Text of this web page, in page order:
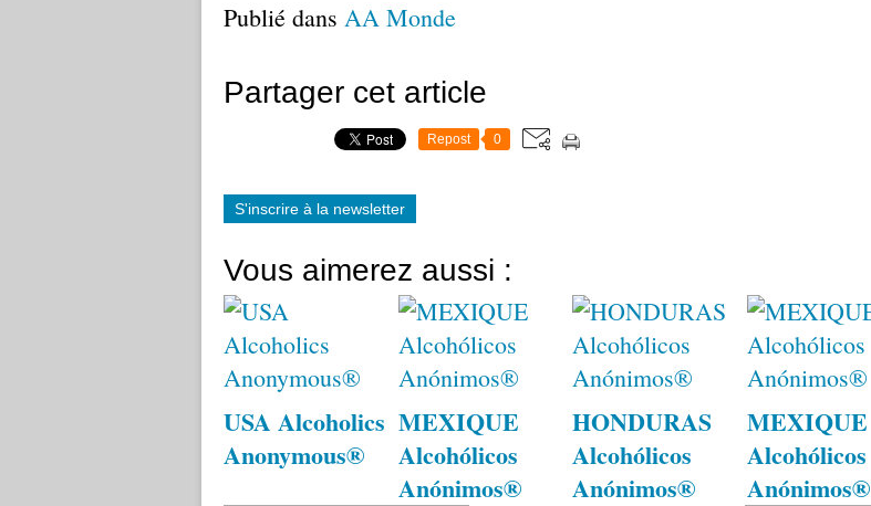
Publié dans AA Monde
Partager cet article
Repost 0
S'inscrire à la newsletter
Vous aimerez aussi :
USA Alcoholics
Anonymous®
MEXIQUE
Alcohólicos
Anónimos®
HONDURAS
Alcohólicos
Anónimos®
MEXIQUE
Alcohólicos
Anónimos®